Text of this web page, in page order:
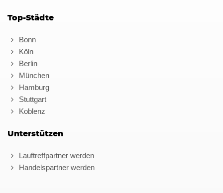
Top-Städte
Bonn
Köln
Berlin
München
Hamburg
Stuttgart
Koblenz
Unterstützen
Lauftreffpartner werden
Handelspartner werden